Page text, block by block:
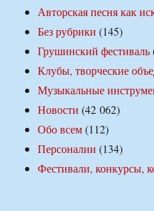
Авторская песня как
Без рубрики (145)
Грушинский фестиваль
Клубы, творческие
Музыкальные
Новости (42 062)
Обо всем(112)
Персоналии (134)
Фестивали, конкурсы,